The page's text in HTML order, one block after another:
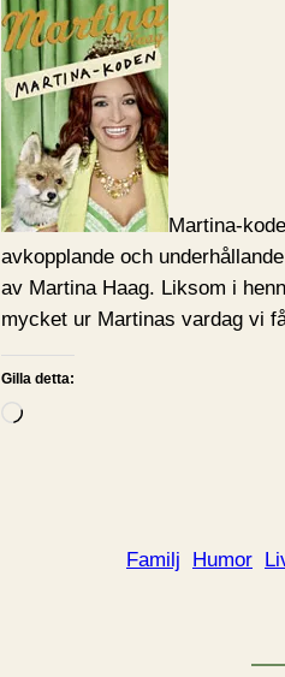
Martina-
avkopplande och
av Martina Haag. Liksom i
mycket ur Martinas vardag vi
Gilla detta:
L
Familj Humor